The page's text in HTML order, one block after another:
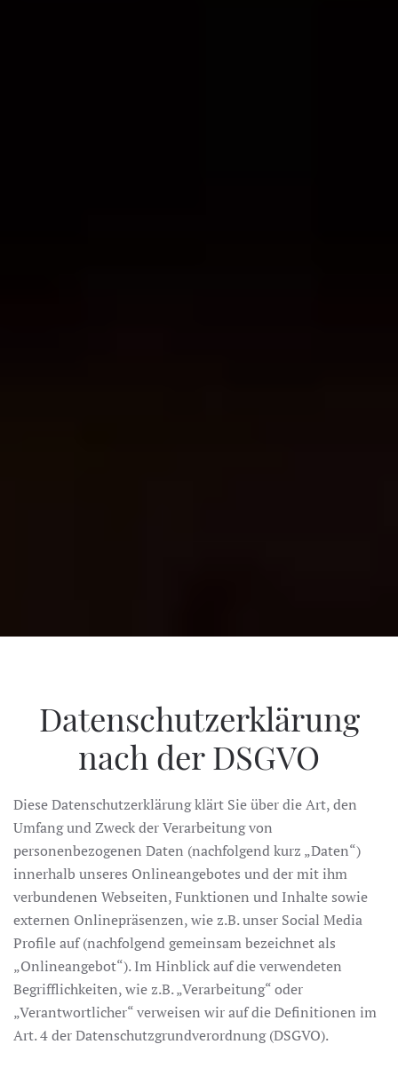
Datenschutzerklärung
nach der DSGVO
Diese Datenschutzerklärung klärt Sie über die Art, den
Umfang und Zweck der Verarbeitung von
personenbezogenen Daten (nachfolgend kurz „Daten“)
innerhalb unseres Onlineangebotes und der mit ihm
verbundenen Webseiten, Funktionen und Inhalte sowie
externen Onlinepräsenzen, wie z.B. unser Social Media
Profile auf (nachfolgend gemeinsam bezeichnet als
„Onlineangebot“). Im Hinblick auf die verwendeten
Begrifflichkeiten, wie z.B. „Verarbeitung“ oder
„Verantwortlicher“ verweisen wir auf die Definitionen im
Art. 4 der Datenschutzgrundverordnung (DSGVO).